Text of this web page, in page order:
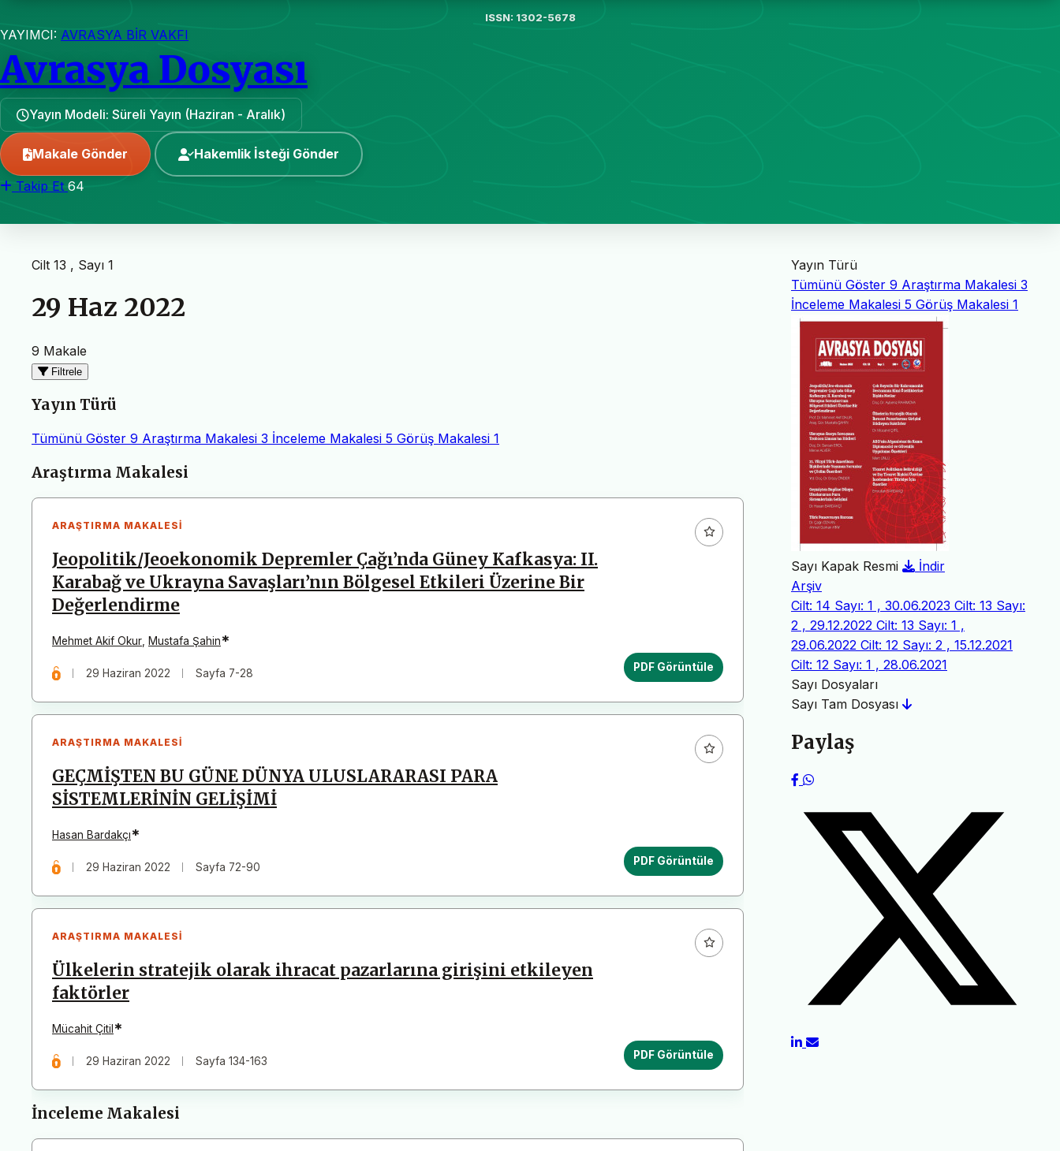
ISSN: 1302-5678
YAYIMCI: AVRASYA BİR VAKFI
Avrasya Dosyası
Yayın Modeli: Süreli Yayın (Haziran - Aralık)
Makale Gönder Hakemlik İsteği Gönder
Takip Et 64
Cilt 13 , Sayı 1
29 Haz 2022
9 Makale
Filtrele
Yayın Türü
Tümünü Göster 9 Araştırma Makalesi 3 İnceleme Makalesi 5 Görüş Makalesi 1
Makaleler
Araştırma Makalesi
ARAŞTIRMA MAKALESI
Jeopolitik/Jeoekonomik Depremler Çağı’nda Güney Kafkasya: II.
Karabağ ve Ukrayna Savaşları’nın Bölgesel Etkileri Üzerine Bir
Değerlendirme
Mehmet Akif Okur Mustafa Şahin*
29 Haziran 2022 Sayfa 7-28 PDF Görüntüle
ARAŞTIRMA MAKALESI
GEÇMİŞTEN BU GÜNE DÜNYA ULUSLARARASI PARA
SİSTEMLERİNİN GELİŞİMİ
Hasan Bardakçı*
29 Haziran 2022 Sayfa 72-90 PDF Görüntüle
ARAŞTIRMA MAKALESI
Ülkelerin stratejik olarak ihracat pazarlarına girişini etkileyen
faktörler
Mücahit Çitil *
29 Haziran 2022 Sayfa 134-163 PDF Görüntüle
İnceleme Makalesi
Yayın Türü
Tümünü Göster 9 Araştırma Makalesi 3
İnceleme Makalesi 5 Görüş Makalesi 1
Sayı Kapak Resmi
İndir
Arşiv
Cilt: 14 Sayı: 1 , 30.06.2023 Cilt: 13 Sayı:
2 , 29.12.2022 Cilt: 13 Sayı: 1 ,
29.06.2022 Cilt: 12 Sayı: 2 , 15.12.2021
Cilt: 12 Sayı: 1 , 28.06.2021
Sayı Dosyaları
Sayı Tam Dosyası
Paylaş